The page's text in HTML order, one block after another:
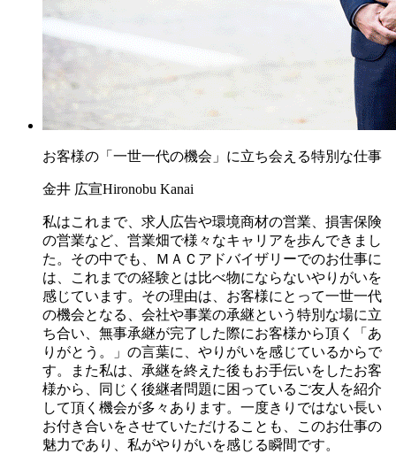
お客様の「一世一代の機会」に立ち会える特別な仕事
金井 広宣Hironobu Kanai
私はこれまで、求人広告や環境商材の営業、損害保険
の営業など、営業畑で様々なキャリアを歩んできまし
た。その中でも、ＭＡＣアドバイザリーでのお仕事に
は、これまでの経験とは比べ物にならないやりがいを
感じています。その理由は、お客様にとって一世一代
の機会となる、会社や事業の承継という特別な場に立
ち合い、無事承継が完了した際にお客様から頂く「あ
りがとう。」の言葉に、やりがいを感じているからで
す。また私は、承継を終えた後もお手伝いをしたお客
様から、同じく後継者問題に困っているご友人を紹介
して頂く機会が多々あります。一度きりではない長い
お付き合いをさせていただけることも、このお仕事の
魅力であり、私がやりがいを感じる瞬間です。